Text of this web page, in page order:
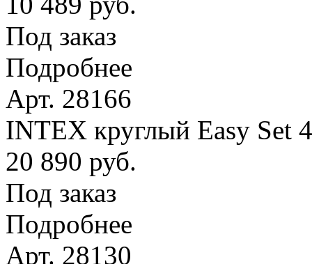
Под заказ
Подробнее
Арт. 28166
INTEX круглый Easy Set
20 890 руб.
Под заказ
Подробнее
Арт. 28130